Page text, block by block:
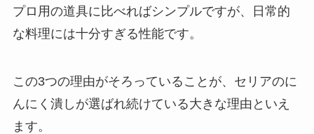
プロ用の道具に比べればシンプルですが、日常的
な料理には十分すぎる性能です。
この3つの理由がそろっていることが、セリアのに
んにく潰しが選ばれ続けている大きな理由といえ
ます。